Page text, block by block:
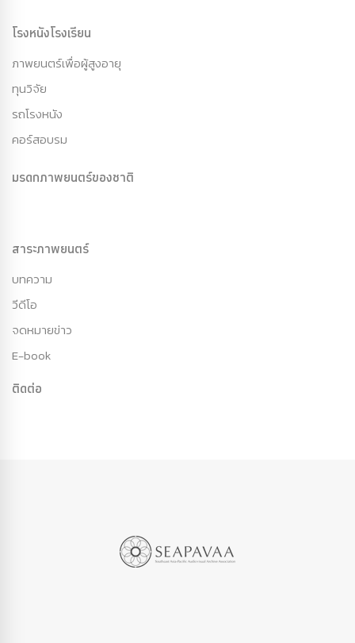
โรงหนังโรงเรียน
ภาพยนตร์เพื่อผู้สูงอายุ
ทุนวิจัย
รถโรงหนัง
คอร์สอบรม
มรดกภาพยนตร์ของชาติ
สาระภาพยนตร์
บทความ
วีดีโอ
จดหมายข่าว
E-book
ติดต่อ